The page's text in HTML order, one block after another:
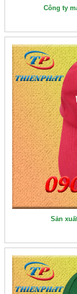
Công ty
Sản